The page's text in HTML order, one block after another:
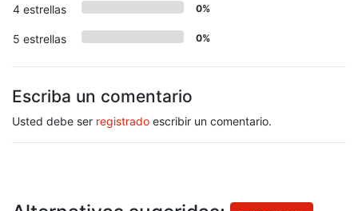
4 estrellas 0%
5 estrellas 0%
Escriba un comentario
Usted debe ser registrado escribir un comentario.